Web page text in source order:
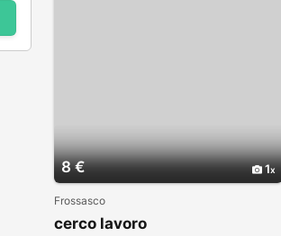
8 € 1
Frossasco
cerco lavoro